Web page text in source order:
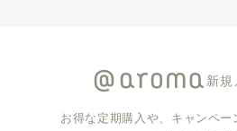
新規
お得な定期購入や、キャンペー